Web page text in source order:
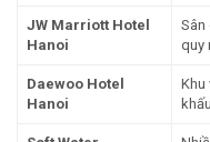
JW Marriott Hotel
Hanoi
Sân
quy
Daewoo Hotel
Hanoi
Khu